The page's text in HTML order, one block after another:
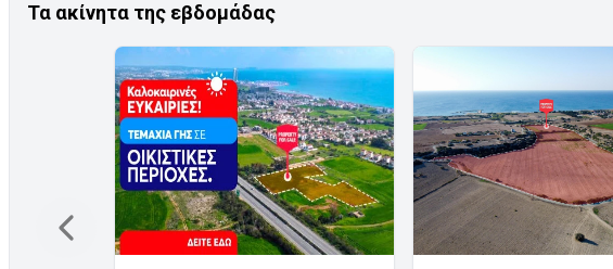
Τα ακίνητα της εβδομάδας